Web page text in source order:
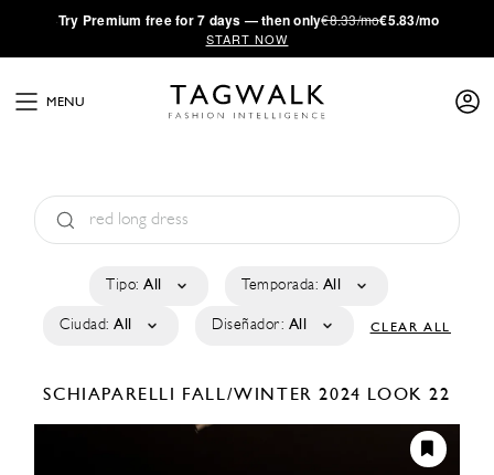
·Try Premium free for 7 days — then only€8.33/mo€5.83/mo
START NOW
MENU
Tipo: All Temporada: All
Ciudad: All Diseñador: All CLEAR ALL
SCHIAPARELLI FALL/WINTER 2024 LOOK 22